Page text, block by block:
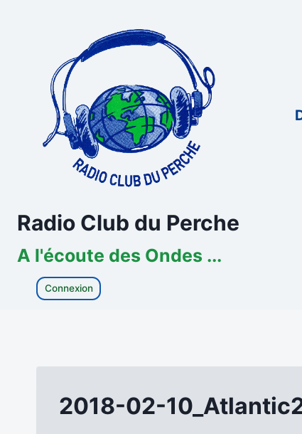
Radio Club du Perche
A l'écoute des Ondes ...
Connexion
2018-02-